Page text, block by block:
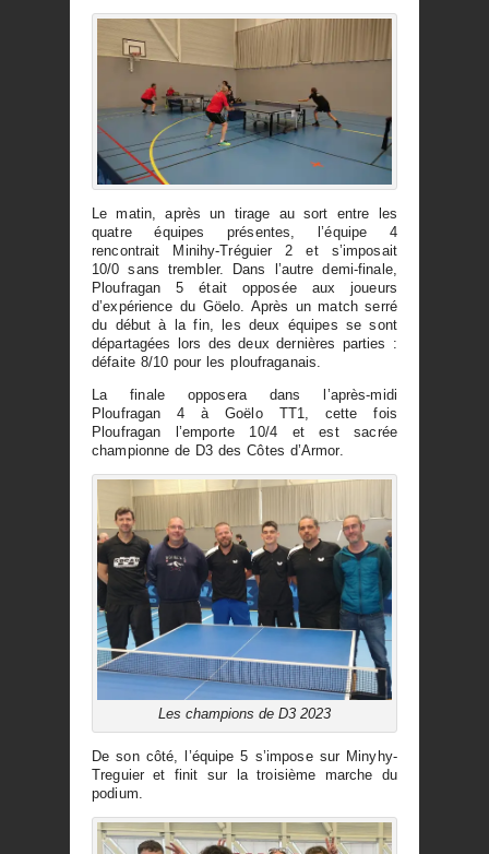
Le matin, après un tirage au sort entre les
quatre équipes présentes, l’équipe 4
rencontrait Minihy-Tréguier 2 et s’imposait
10/0 sans trembler. Dans l’autre demi-finale,
Ploufragan 5 était opposée aux joueurs
d’expérience du Göelo. Après un match serré
du début à la fin, les deux équipes se sont
départagées lors des deux dernières parties :
défaite 8/10 pour les ploufraganais.
La finale opposera dans l’après-midi
Ploufragan 4 à Goëlo TT1, cette fois
Ploufragan l’emporte 10/4 et est sacrée
championne de D3 des Côtes d’Armor.
Les champions de D3 2023
De son côté, l’équipe 5 s’impose sur Minyhy-
Treguier et finit sur la troisième marche du
podium.